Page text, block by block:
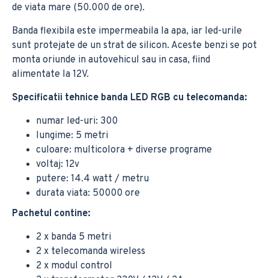
de viata mare (50.000 de ore).
Banda flexibila este impermeabila la apa, iar led-urile
sunt protejate de un strat de silicon. Aceste benzi se pot
monta oriunde in autovehicul sau in casa, fiind
alimentate la 12V.
Specificatii tehnice banda LED RGB cu telecomanda:
numar led-uri: 300
lungime: 5 metri
culoare: multicolora + diverse programe
voltaj: 12v
putere: 14.4 watt / metru
durata viata: 50000 ore
Pachetul contine:
2 x banda 5 metri
2 x telecomanda wireless
2 x modul control